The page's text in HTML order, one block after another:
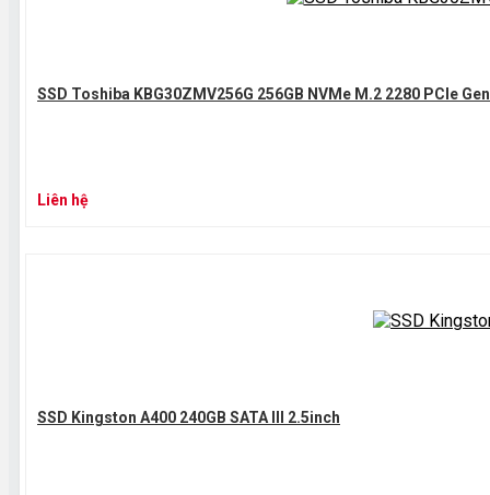
SSD Toshiba KBG30ZMV256G 256GB NVMe M.2 2280 PCIe
Liên hệ
SSD Kingston A400 240GB SATA III 2.5inch